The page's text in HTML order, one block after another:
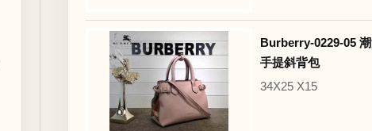
Burberry-0229-05
手提斜背包
34X25 X15